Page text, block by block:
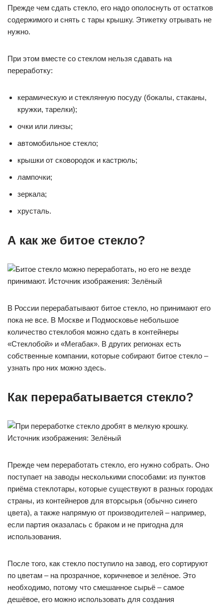
Прежде чем сдать стекло, его надо ополоснуть от остатков
содержимого и снять с тары крышку. Этикетку отрывать не
нужно.
При этом вместе со стеклом нельзя сдавать на
переработку:
керамическую и стеклянную посуду (бокалы, стаканы,
кружки, тарелки);
очки или линзы;
автомобильное стекло;
крышки от сковородок и кастрюль;
лампочки;
зеркала;
хрусталь.
А как же битое стекло?
В России перерабатывают битое стекло, но принимают его
пока не все. В Москве и Подмосковье небольшое
количество стеклобоя можно сдать в контейнеры
«Стеклобой» и «Мегабак». В других регионах есть
собственные компании, которые собирают битое стекло –
узнать про них можно здесь.
Как перерабатывается стекло?
Прежде чем переработать стекло, его нужно собрать. Оно
поступает на заводы несколькими способами: из пунктов
приёма стеклотары, которые существуют в разных городах
страны, из контейнеров для вторсырья (обычно синего
цвета), а также напрямую от производителей – например,
если партия оказалась с браком и не пригодна для
использования.
После того, как стекло поступило на завод, его сортируют
по цветам – на прозрачное, коричневое и зелёное. Это
необходимо, потому что смешанное сырьё – самое
дешёвое, его можно использовать для создания